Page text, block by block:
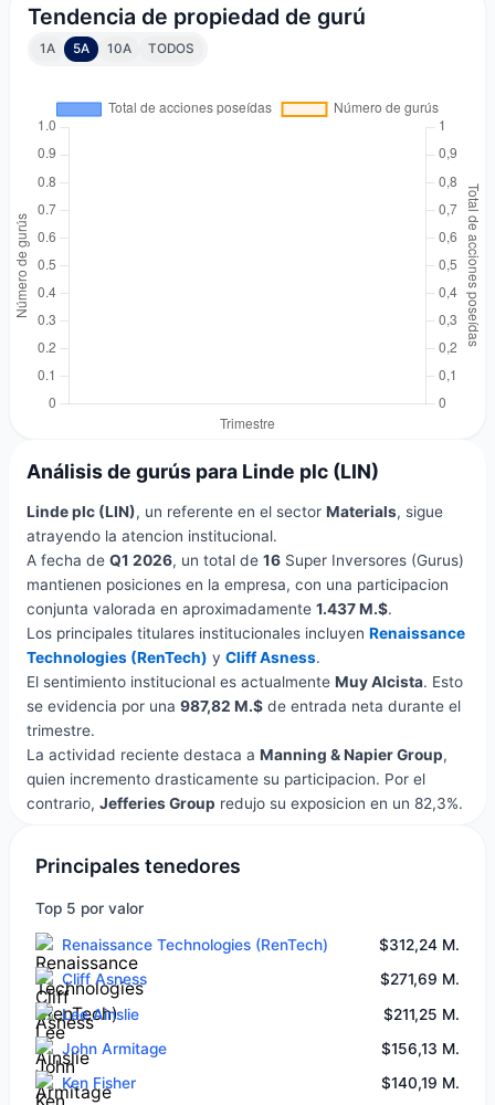
Tendencia de propiedad de gurú
1A 5A 10A TODOS
Análisis de gurús para Linde plc (LIN)
Linde plc (LIN), un referente en el sector Materials, sigue
atrayendo la atencion institucional.
A fecha de Q1 2026, un total de 16Super Inversores (Gurus)
mantienen posiciones en la empresa, con una participacion
conjunta valorada en aproximadamente 1.437 M.$.
Los principales titulares institucionales incluyen Renaissance
Technologies (RenTech) y Cliff Asness.
El sentimiento institucional es actualmente Muy Alcista. Esto
se evidencia por una 987,82 M.$de entrada neta durante el
trimestre.
La actividad reciente destaca a Manning & Napier Group,
quien incremento drasticamente su participacion. Por el
contrario, Jefferies Group redujo su exposicion en un 82,3%.
Principales tenedores
Top 5 por valor
Renaissance Technologies (RenTech)
$312,24 M.
Cliff Asness
$271,69 M.
Lee Ainslie
$211,25 M.
John Armitage
$156,13 M.
Ken Fisher
$140,19 M.